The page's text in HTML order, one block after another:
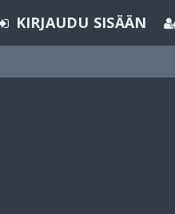
KIRJAUDU SISÄÄN